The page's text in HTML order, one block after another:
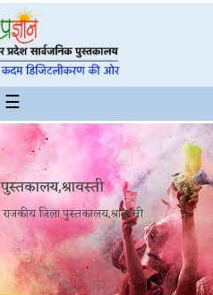
☰
राजकीय जिला पुस्तकालय,श्रावस्ती